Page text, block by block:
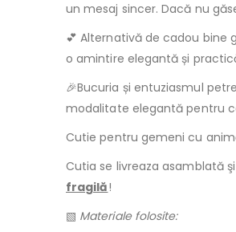
un mesaj sincer. Dacă nu
💕 Alternativă de cadou bine
o amintire elegantă și
🎉Bucuria și entuziasmul
modalitate elegantă pentru
Cutie pentru gemeni cu
Cutia se livreaza asamblată
fragilă!
▧ Materiale folosite: